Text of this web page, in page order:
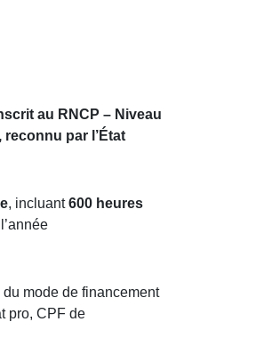
, incluant600 heures
au RNCP – Niveau
par l’État
mode de financement
pro, CPF de